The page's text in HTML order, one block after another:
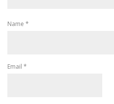
Name *
Email *